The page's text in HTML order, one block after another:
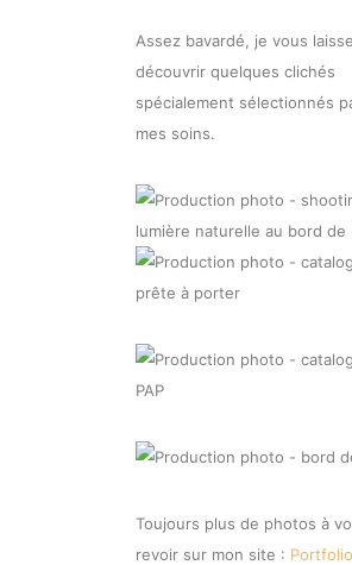
Assez bavardé, je vous laisse
découvrir quelques clichés
spécialement sélectionnés
mes soins.
Toujours plus de photos à
revoir sur mon site : Portfolio